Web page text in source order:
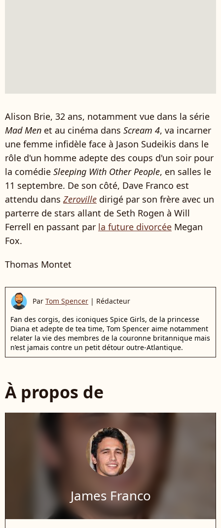
Alison Brie, 32 ans, notamment vue dans la série
Mad Men et au cinéma dans Scream 4, va incarner
une femme infidèle face à Jason Sudeikis dans le
rôle d'un homme adepte des coups d'un soir pour
la comédie Sleeping With Other People, en salles le
11 septembre. De son côté, Dave Franco est
attendu dans Zeroville dirigé par son frère avec un
parterre de stars allant de Seth Rogen à Will
Ferrell en passant par la future divorcée Megan
Fox.
Thomas Montet
Par Tom Spencer | Rédacteur
Fan des corgis, des iconiques Spice Girls, de la princesse
Diana et adepte de tea time, Tom Spencer aime notamment
relater la vie des membres de la couronne britannique mais
n’est jamais contre un petit détour outre-Atlantique.
À propos de
James Franco